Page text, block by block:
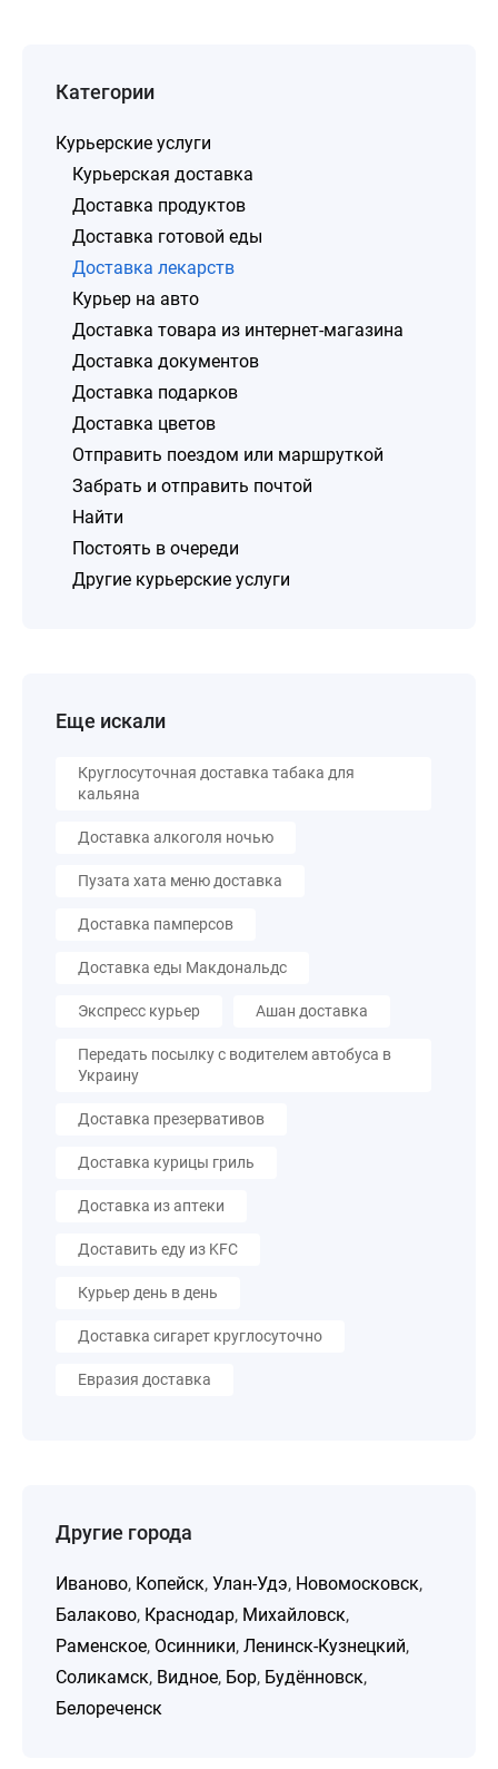
Категории
Курьерские услуги
Курьерская доставка
Доставка продуктов
Доставка готовой еды
Доставка лекарств
Курьер на авто
Доставка товара из интернет-магазина
Доставка документов
Доставка подарков
Доставка цветов
Отправить поездом или маршруткой
Забрать и отправить почтой
Найти
Постоять в очереди
Другие курьерские услуги
Еще искали
Круглосуточная доставка табака для
кальяна
Доставка алкоголя ночью
Пузата хата меню доставка
Доставка памперсов
Доставка еды Макдональдс
Экспресс курьер Ашан доставка
Передать посылку с водителем автобуса в
Украину
Доставка презервативов
Доставка курицы гриль
Доставка из аптеки
Доставить еду из KFC
Курьер день в день
Доставка сигарет круглосуточно
Евразия доставка
Другие города
Иваново, Копейск, Улан-Удэ, Новомосковск,
Балаково, Краснодар, Михайловск,
Раменское, Осинники, Ленинск-Кузнецкий,
Соликамск, Видное, Бор, Будённовск,
Белореченск